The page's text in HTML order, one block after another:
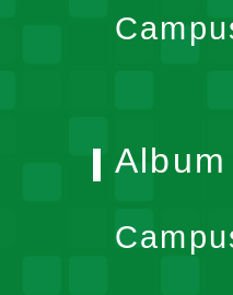
expand
Album